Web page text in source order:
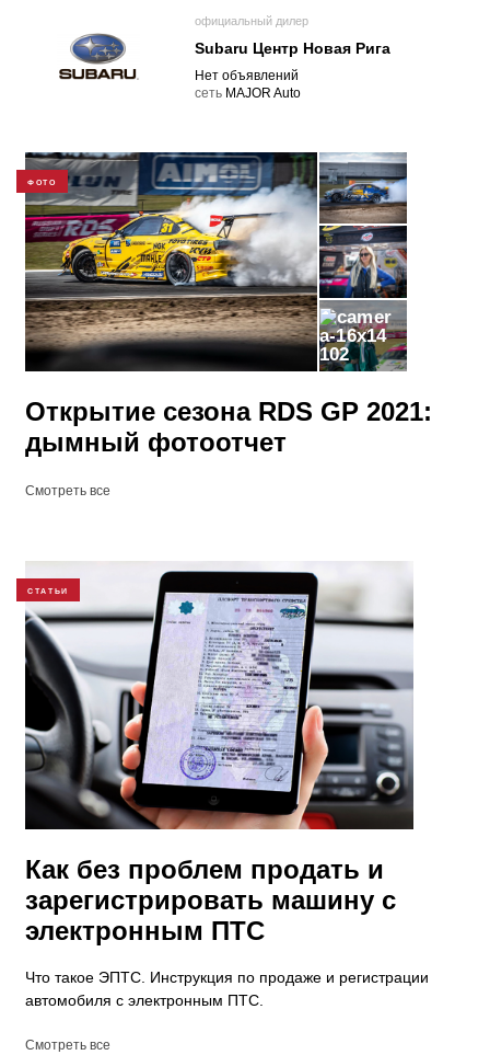
официальный дилер
Subaru Центр Новая Рига
Нет объявлений
cеть MAJOR Auto
ФОТО
102
​Открытие сезона RDS GP 2021:
дымный фотоотчет
Смотреть все
СТАТЬИ
Как без проблем продать и
зарегистрировать машину с
электронным ПТС
Что такое ЭПТС. Инструкция по продаже и регистрации
автомобиля с электронным ПТС.
Смотреть все